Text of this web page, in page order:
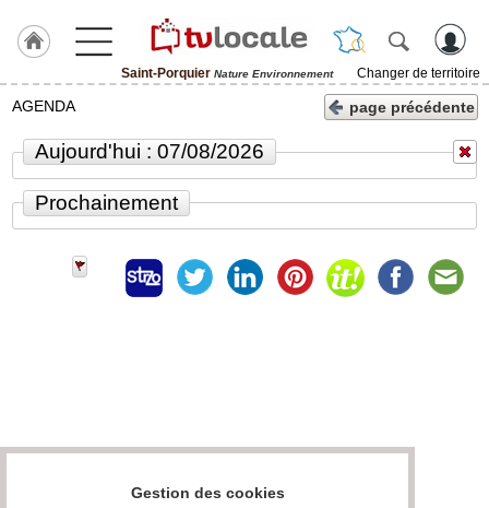
Saint-Porquier Nature Environnement
Changer de territoire
J'adhère
ACCUEIL
Saint-
Porquier
AGENDA page précédente
Aujourd'hui : 07/08/2026
Prochainement
Gestion des cookies